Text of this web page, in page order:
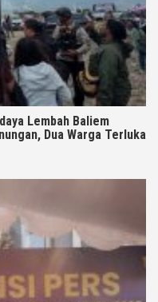
Lembah Baliem
Dua Warga Terluka